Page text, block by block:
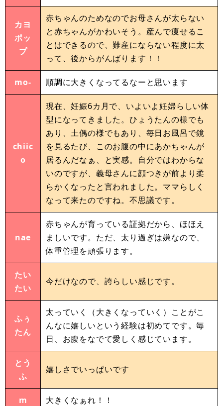
カヨ
ポッ
プ
赤ちゃんのためなのでお母さんが太らない
と赤ちゃんがかわいそう。産んで痩せるこ
とはできるので、難産にならない程度に太
って、後からがんばります！！
mo- 順調に大きくなってるなーと思います
chiic
o
現在、妊娠6カ月で、いよいよ妊婦らしい体
型になってきました。ひょうたんの様でも
あり、土偶の様でもあり、毎日お風呂で鏡
を見るたび、このお腹の中にあかちゃんが
居るんだなぁ、と実感。自分ではわからな
いのですが、義母さんに顔つきが前より柔
らかくなったと言われました。ママらしく
なって来たのですね。不思議です。
nae
赤ちゃんが育っている証拠だから、ほほえ
ましいです。ただ、太り過ぎは嫌なので、
体重管理を頑張ります。
たい
たい
今だけなので、誇らしい感じです。
ふぅ
たん
太っていく（大きくなっていく）ことがこ
んなに嬉しいという経験は初めてです。毎
日、お腹をなでて愛しく感じています。
とう
ふ
嬉しさでいっぱいです
m 大きくなぁれ！！